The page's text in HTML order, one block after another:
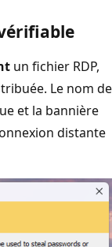
un fichier RDP,
Le nom de
et la bannière
distante